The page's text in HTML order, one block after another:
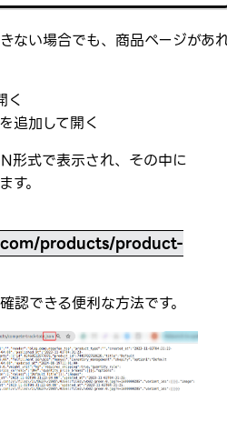
ない場合でも、商品ページがあ
く
を追加して開く
形式で表示され、その中に
す。
products/product-
認できる便利な方法です。